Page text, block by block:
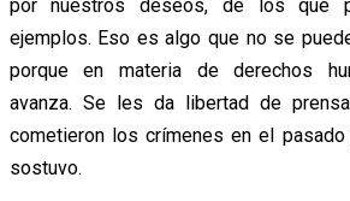
por nuestros deseos, de los que
ejemplos. Eso es algo que no se
porque en materia de derechos
avanza. Se les da libertad de
cometieron los crímenes en el
sostuvo.